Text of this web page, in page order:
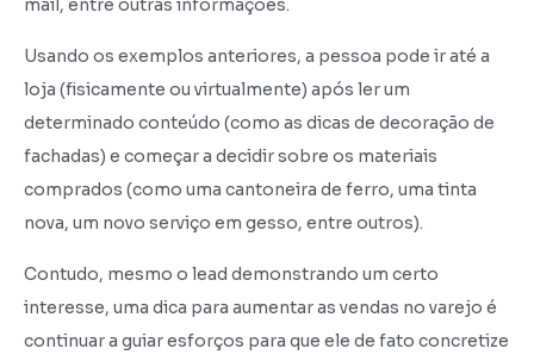
mail, entre outras informações.
Usando os exemplos anteriores, a pessoa pode ir até a
loja (fisicamente ou virtualmente) após ler um
determinado conteúdo (como as dicas de decoração de
fachadas) e começar a decidir sobre os materiais
comprados (como uma cantoneira de ferro, uma tinta
nova, um novo serviço em gesso, entre outros).
Contudo, mesmo o lead demonstrando um certo
interesse, uma dica para aumentar as vendas no varejo é
continuar a guiar esforços para que ele de fato concretize